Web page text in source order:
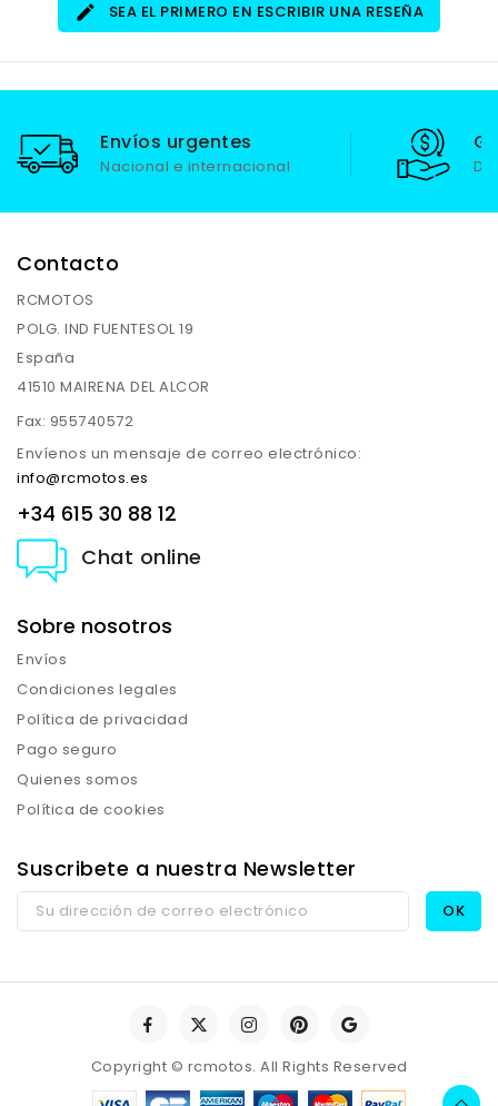
SEA EL PRIMERO EN ESCRIBIR UNA RESEÑA
Envíos urgentes
Nacional e internacional
Contacto
RCMOTOS
POLG. IND FUENTESOL 19
España
41510 MAIRENA DEL ALCOR
Fax: 955740572
Envíenos un mensaje de correo electrónico:
info@rcmotos.es
+34 615 30 88 12
Chat online
Sobre nosotros
Envíos
Condiciones legales
Política de privacidad
Pago seguro
Quienes somos
Política de cookies
Suscribete a nuestra Newsletter
Copyright © rcmotos. All Rights Reserved